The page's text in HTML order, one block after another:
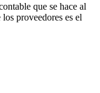
que se hace al
proveedores es el